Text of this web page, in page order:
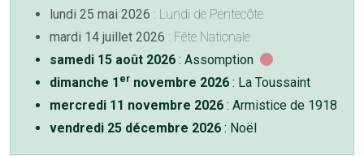
lundi 25 mai 2026 : Lundi de Pentecôte
mardi 14 juillet 2026 : Fête Nationale
samedi 15 août 2026 : Assomption
dimanche 1 er novembre 2026 : La Toussaint
mercredi 11 novembre 2026 : Armistice de 1918
vendredi 25 décembre 2026 : Noël